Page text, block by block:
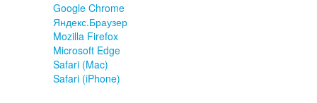
Google Chrome
Яндекс.Браузер
Mozilla Firefox
Microsoft Edge
Safari (Mac)
Safari (iPhone)